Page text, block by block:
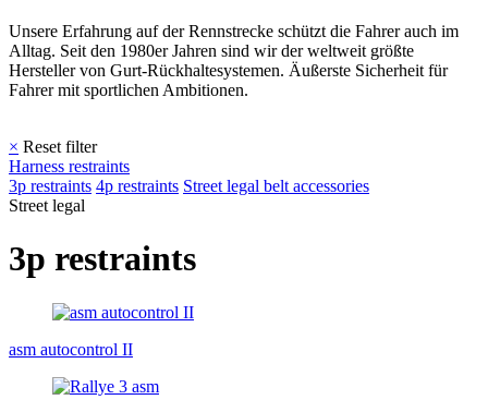
Unsere Erfahrung auf der Rennstrecke schützt die Fahrer auch im
Alltag. Seit den 1980er Jahren sind wir der weltweit größte
Hersteller von Gurt-Rückhaltesystemen. Äußerste Sicherheit für
Fahrer mit sportlichen Ambitionen.
× Reset filter
Harness restraints
3p restraints 4p restraints Street legal belt accessories
Street legal
3p restraints
asm autocontrol II